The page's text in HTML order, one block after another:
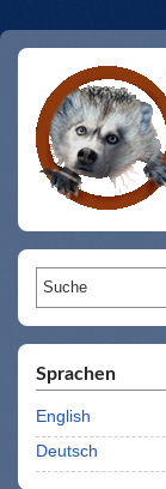
Suchformular
Suche
Sprachen
English
Deutsch